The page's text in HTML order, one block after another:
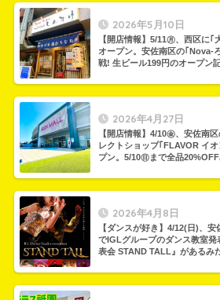
2026年5月10日
【開店情報】5/11㊊、西区に
オープン。安佐南区の｢Nova-
戦! 生ビール199円のオープン記
2026年4月27日
【開店情報】4/10㊎、安佐南
レクトショップ｢FLAVOR イ
プン。5/10㊐まで全品20%OFF
2026年4月8日
【ダンスが好き】4/12(日)、
でIGLグループのダンス教室
表会 STAND TALL』があるみ